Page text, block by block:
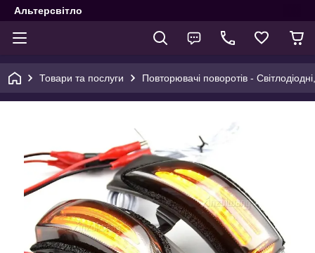
Альтерсвітло
Товари та послуги Повторювачі поворотів -